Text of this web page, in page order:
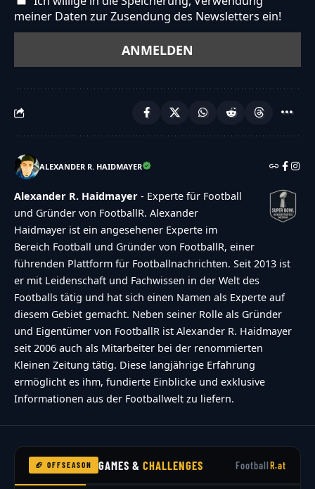
meiner Daten zur Zusendung des Newsletters ein!
ALEXANDER R. HAIDMAYER
Alexander R. Haidmayer - Experte für Football
und Gründer von FootballR. Alexander
Haidmayer ist ein angesehener Experte im
Bereich Football und Gründer von FootballR, einer
führenden Plattform für Footballnachrichten. Seit 2013 ist
er mit Leidenschaft und Fachwissen in der Welt des
Footballs tätig und hat sich einen Namen als Experte auf
diesem Gebiet gemacht. Neben seiner Rolle als Gründer
und Eigentümer von FootballR ist Alexander R. Haidmayer
seit 2006 auch als Mitarbeiter bei der renommierten
Kleinen Zeitung tätig. Diese langjährige Erfahrung
ermöglicht es ihm, fundierte Einblicke und exklusive
Informationen aus der Footballwelt zu liefern.
🏈 OFFSEASON GAMES &CHALLENGES FootballR.at